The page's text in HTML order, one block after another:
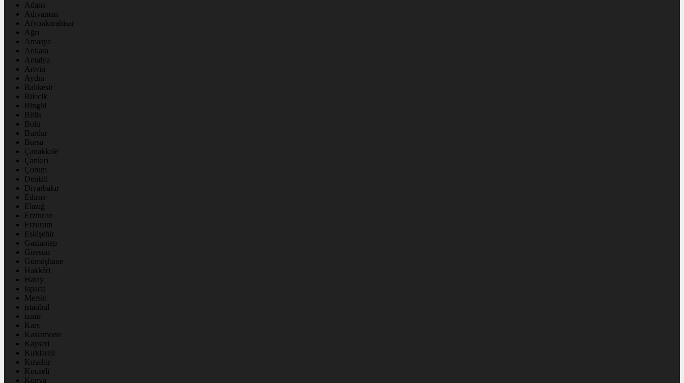
Adana
Adıyaman
Afyonkarahisar
Ağrı
Amasya
Ankara
Antalya
Artvin
Aydın
Balıkesir
Bilecik
Bingöl
Bitlis
Bolu
Burdur
Bursa
Çanakkale
Çankırı
Çorum
Denizli
Diyarbakır
Edirne
Elazığ
Erzincan
Erzurum
Eskişehir
Gaziantep
Giresun
Gümüşhane
Hakkâri
Hatay
Isparta
Mersin
istanbul
izmir
Kars
Kastamonu
Kayseri
Kırklareli
Kırşehir
Kocaeli
Konya